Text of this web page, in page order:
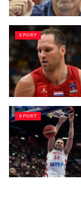
SPORT
SPORT